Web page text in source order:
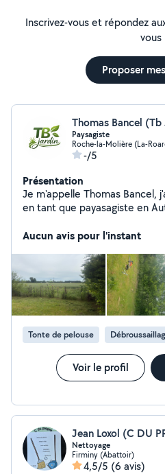
Inscrivez-vous et répondez
vous
Proposer
Thomas Bancel
Paysagiste
Roche-la-Molière (La-
-/5
Présentation
Je m'appelle Thomas Bancel,
en tant que payasagiste en
nettoyage de terrasse, petite
Aucun avis pour l'instant
Tonte de pelouse
Voir le profil
Jean Loxol (C DU
Nettoyage
Firminy (Abattoir)
4,5/5 (6 avis)